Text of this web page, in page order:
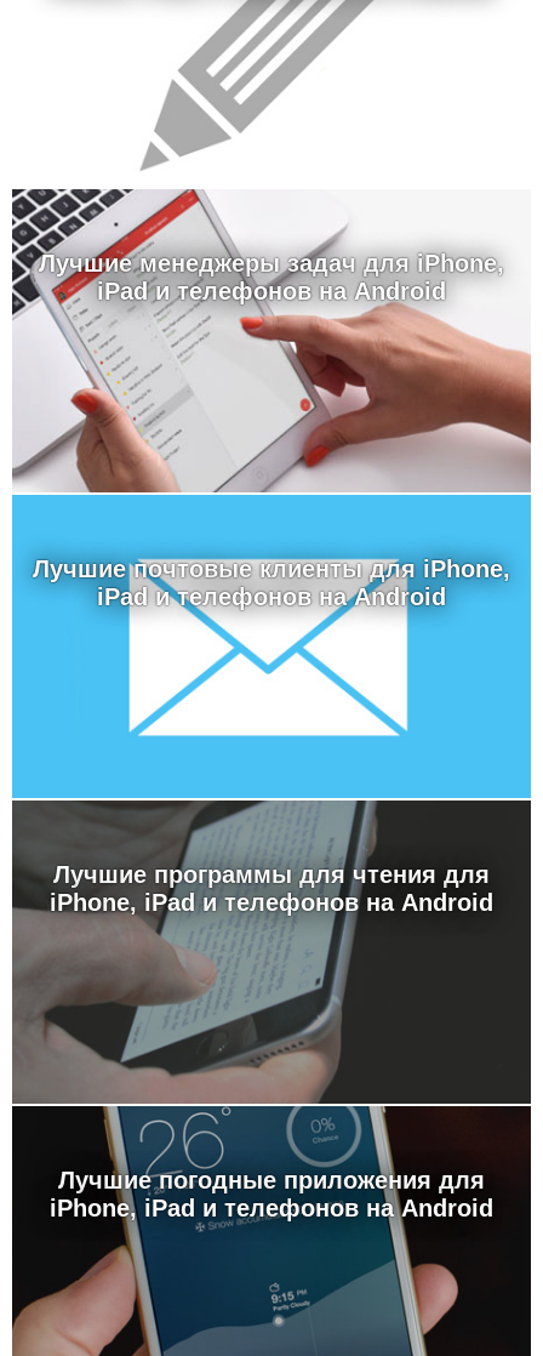
Лучшие менеджеры задач для iPhone,
iPad и телефонов на Android
Лучшие почтовые клиенты для iPhone,
iPad и телефонов на Android
Лучшие программы для чтения для
iPhone, iPad и телефонов на Android
Лучшие погодные приложения для
iPhone, iPad и телефонов на Android